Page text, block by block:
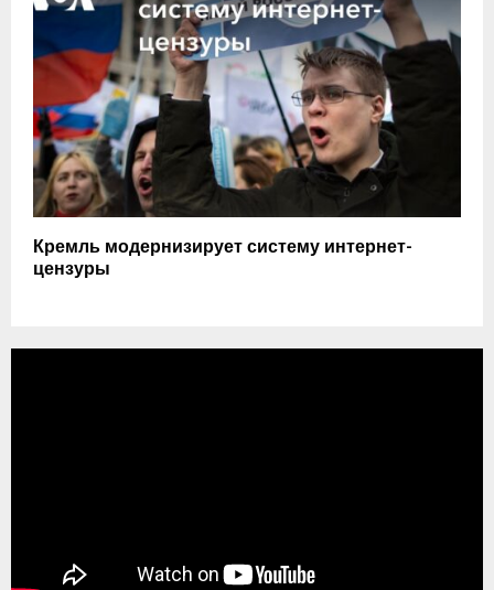
Кремль модернизирует систему интернет-
цензуры